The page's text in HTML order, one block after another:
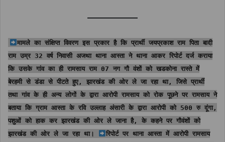
मामले का संक्षिप्त विवरण इस प्रकार है कि प्रार्थी जयप्रकाश राम पिता बादी
राम उम्र 32 वर्ष निवासी अजथा थाना आस्ता ने थाना आकर रिपोर्ट दर्ज कराया
कि उसके गांव का ही रामसाय राम 07 नग गौ वंशों को खडकोना रास्ते में
बेरहमी से डंडा से पीटते हुए, झारखंड की ओर ले जा रहा था, जिसे प्रार्थी
तथा गांव के ही अन्य लोगों के द्वारा आरोपी रामसाय को रोक पूछने पर रामसाय ने
बताया कि ग्राम आस्ता के रवि उल्लाह अंसारी के द्वारा आरोपी को 500 रु दूंगा,
पशुओं को हाक कर झारखंड की ओर ले जाना है, के कहने पर गौवंशों को
झारखंड की ओर ले जा रहा था।
रिपोर्ट पर थाना आस्ता में आरोपी रामसाय